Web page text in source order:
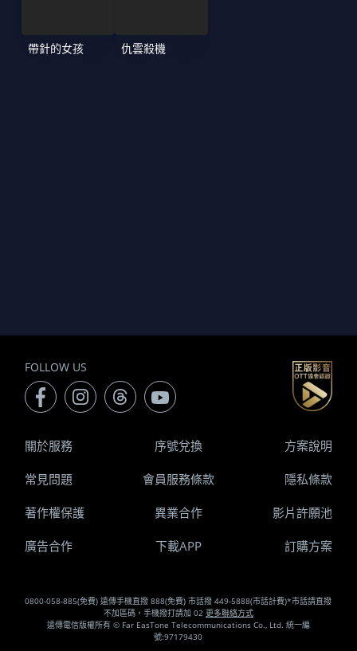
帶針的女孩 仇雲殺機
FOLLOW US
0800-058-885(免費) 遠傳手機直撥 888(免費) 市話撥 449-5888(市話計費)*市話請直撥
不加區碼，手機撥打請加 02 更多聯絡方式
遠傳電信版權所有 © Far EasTone Telecommunications Co., Ltd. 統一編
號:97179430
關於服務 序號兌換 方案說明
常見問題 會員服務條款 隱私條款
著作權保護 異業合作 影片許願池
廣告合作 下載APP 訂購方案